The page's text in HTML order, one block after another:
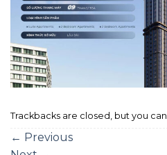
Trackbacks are closed, but you can
← Previous